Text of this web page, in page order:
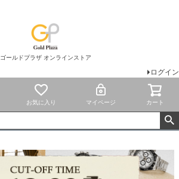
ゴールドプラザ オンラインストア
ログイン
お気に入り マイページ カート